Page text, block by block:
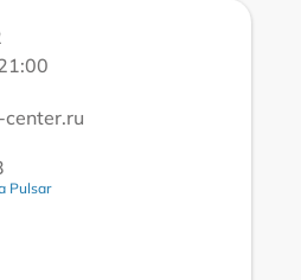
Pulsar